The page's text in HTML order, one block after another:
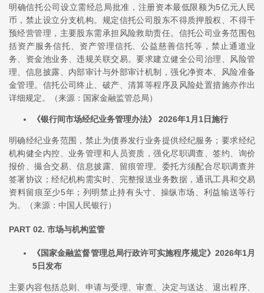
明确信托公司设立需经总局批准，注册资本最低限额为5亿元人民
币，禁止设立分支机构。规定信托公司股东不得质押股权、不得干
预经营管理，主要股东需承担风险救助责任。信托公司业务范围包
括资产服务信托、资产管理信托、公益慈善信托等，禁止通道业
务、资金池业务、违规关联交易。要求建立健全公司治理、风险管
理、信息披露、内部审计与外部审计机制，强化净资本、风险准备
金管理。信托公司终止、破产、清算等程序及风险处置措施亦作出
详细规定。（来源：国家金融监管总局）
《银行间市场经纪业务管理办法》 2026年1月1日施行
明确经纪业务范围，禁止为债券发行业务提供经纪服务；要求经纪
机构健全内控、业务管理和人员资质，强化尽职调查、签约、询价
报价、撮合交易、信息披露、留痕管理。委托方须配合尽职调查并
签署协议；经纪机构需实时、完整报送业务数据，通讯工具和交易
资料留痕至少5年；列明禁止持有头寸、操纵市场、利益输送等行
为。（来源：中国人民银行）
PART 02. 市场与机构监管
《国家金融监督管理总局行政许可实施程序规定》2026年1月
5日发布
主要内容包括总则、申请与受理、审查、决定与送达、退出程序、